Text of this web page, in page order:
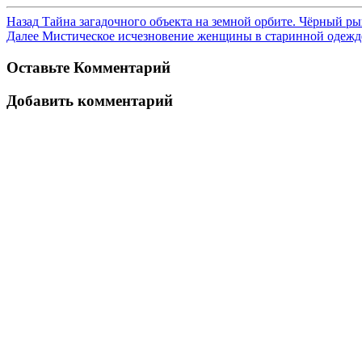
Назад Тайна загадочного объекта на земной орбите. Чёрный
Далее Мистическое исчезновение женщины в старинной
Оставьте Комментарий
Добавить комментарий